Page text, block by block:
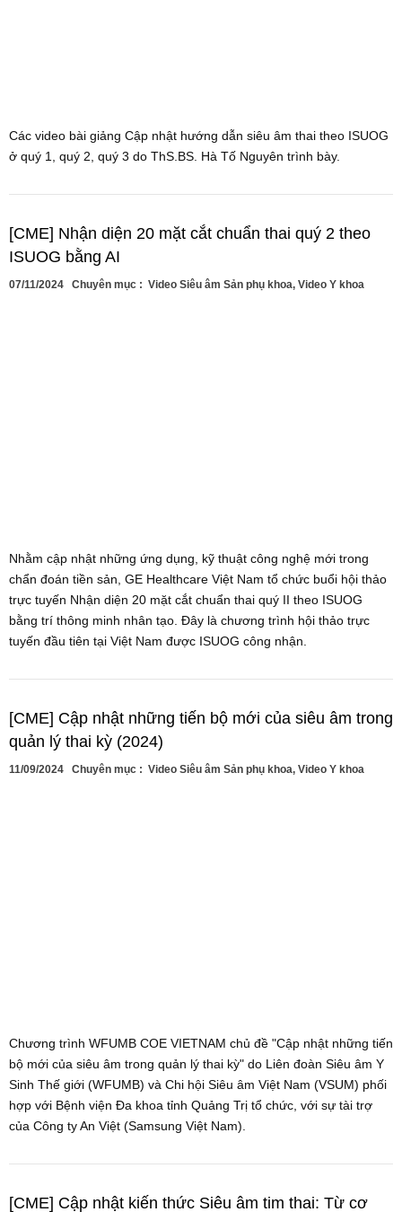
Các video bài giảng Cập nhật hướng dẫn siêu âm thai theo ISUOG
ở quý 1, quý 2, quý 3 do ThS.BS. Hà Tố Nguyên trình bày.
[CME] Nhận diện 20 mặt cắt chuẩn thai quý 2 theo
ISUOG bằng AI
07/11/2024 Chuyên mục : Video Siêu âm Sản phụ khoa, Video Y khoa
Nhằm cập nhật những ứng dụng, kỹ thuật công nghệ mới trong
chẩn đoán tiền sản, GE Healthcare Việt Nam tổ chức buổi hội thảo
trực tuyến Nhận diện 20 mặt cắt chuẩn thai quý II theo ISUOG
bằng trí thông minh nhân tạo. Đây là chương trình hội thảo trực
tuyến đầu tiên tại Việt Nam được ISUOG công nhận.
[CME] Cập nhật những tiến bộ mới của siêu âm trong
quản lý thai kỳ (2024)
11/09/2024 Chuyên mục : Video Siêu âm Sản phụ khoa, Video Y khoa
Chương trình WFUMB COE VIETNAM chủ đề "Cập nhật những tiến
bộ mới của siêu âm trong quản lý thai kỳ" do Liên đoàn Siêu âm Y
Sinh Thế giới (WFUMB) và Chi hội Siêu âm Việt Nam (VSUM) phối
hợp với Bệnh viện Đa khoa tỉnh Quảng Trị tổ chức, với sự tài trợ
của Công ty An Việt (Samsung Việt Nam).
[CME] Cập nhật kiến thức Siêu âm tim thai: Từ cơ